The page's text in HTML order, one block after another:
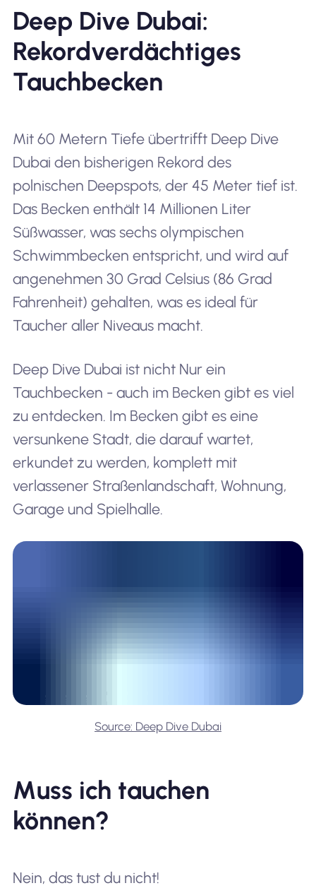
Deep Dive Dubai:
Rekordverdächtiges
Tauchbecken
Mit 60 Metern Tiefe übertrifft Deep Dive
Dubai den bisherigen Rekord des
polnischen Deepspots, der 45 Meter tief ist.
Das Becken enthält 14 Millionen Liter
Süßwasser, was sechs olympischen
Schwimmbecken entspricht, und wird auf
angenehmen 30 Grad Celsius (86 Grad
Fahrenheit) gehalten, was es ideal für
Taucher aller Niveaus macht.
Deep Dive Dubai ist nicht Nurein
Tauchbecken - auch im Becken gibt es viel
zu entdecken. Im Becken gibt es eine
versunkene Stadt, die darauf wartet,
erkundet zu werden, komplett mit
verlassener Straßenlandschaft, Wohnung,
Garage und Spielhalle.
Source: Deep Dive Dubai
Muss ich tauchen
können?
Nein, das tust du nicht!